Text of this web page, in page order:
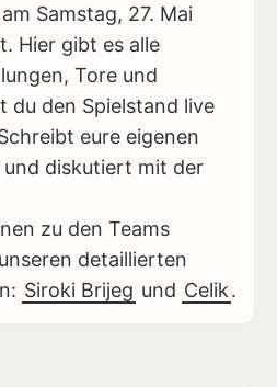
Samstag, 27. Mai
Hier gibt es alle
Tore und
du den Spielstand live
eure eigenen
und diskutiert mit der
zu den Teams
detaillierten
Siroki Brijeg und Celik.